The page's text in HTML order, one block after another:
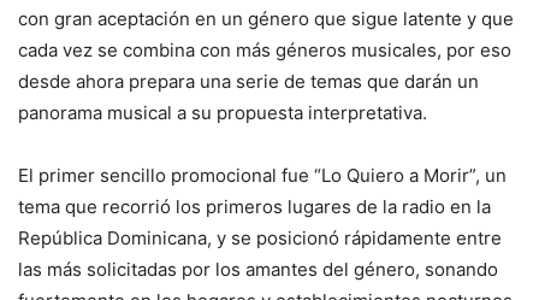
con gran aceptación en un género que sigue latente y que
cada vez se combina con más géneros musicales, por eso
desde ahora prepara una serie de temas que darán un
panorama musical a su propuesta interpretativa.
El primer sencillo promocional fue “Lo Quiero a Morir”, un
tema que recorrió los primeros lugares de la radio en la
República Dominicana, y se posicionó rápidamente entre
las más solicitadas por los amantes del género, sonando